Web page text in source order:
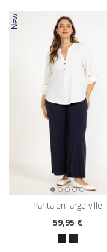
pantalon large ville
59,95 €